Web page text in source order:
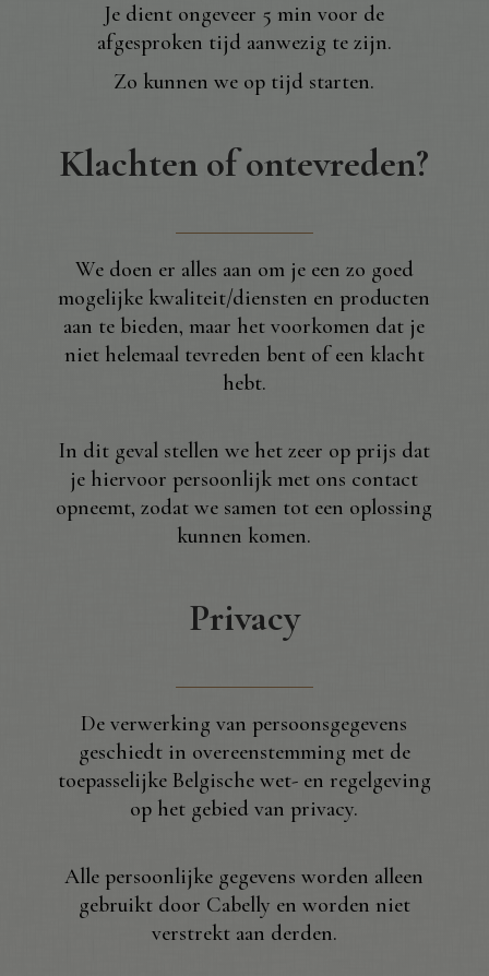
Je dient ongeveer 5 min voor de
afgesproken tijd aanwezig te zijn.
Zo kunnen we op tijd starten.
Klachten of ontevreden?
We doen er alles aan om je een zo goed
mogelijke kwaliteit/diensten en producten
aan te bieden, maar het voorkomen dat je
niet helemaal tevreden bent of een klacht
hebt.
In dit geval stellen we het zeer op prijs dat
je hiervoor persoonlijk met ons contact
opneemt, zodat we samen tot een oplossing
kunnen komen.
Privacy
De verwerking van persoonsgegevens
geschiedt in overeenstemming met de
toepasselijke Belgische wet- en regelgeving
op het gebied van privacy.
Alle persoonlijke gegevens worden alleen
gebruikt door Cabelly en worden niet
verstrekt aan derden.